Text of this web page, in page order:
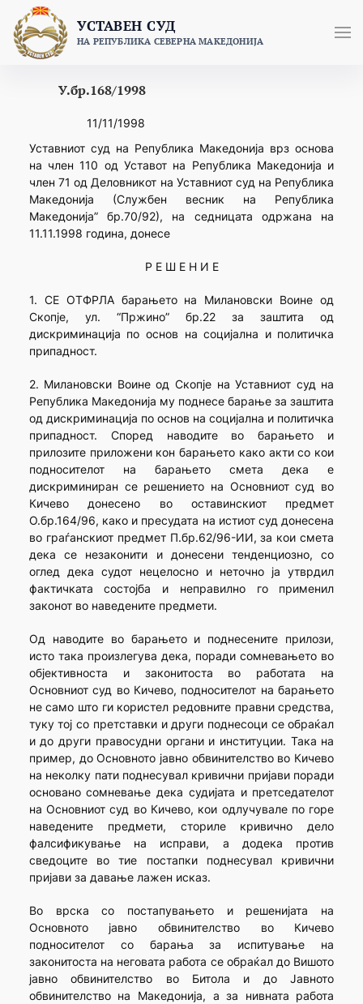
content
УСТАВЕН СУД
НА РЕПУБЛИКА СЕВЕРНА МАКЕДОНИЈА
У.бр.168/1998
11/11/1998
Уставниот суд на Република Македонија врз основа
на член 110 од Уставот на Република Македонија и
член 71 од Деловникот на Уставниот суд на Република
Македонија (Службен весник на Република
Македонија” бр.70/92), на седницата одржана на
11.11.1998 година, донесе
Р Е Ш Е Н И Е
1. СЕ ОТФРЛА барањето на Милановски Воине од
Скопје, ул. “Пржино” бр.22 за заштита од
дискриминација по основ на социјална и политичка
припадност.
2. Милановски Воине од Скопје на Уставниот суд на
Република Македонија му поднесе барање за заштита
од дискриминација по основ на социјална и политичка
припадност. Според наводите во барањето и
прилозите приложени кон барањето како акти со кои
подносителот на барањето смета дека е
дискриминиран се решението на Основниот суд во
Кичево донесено во оставинскиот предмет
О.бр.164/96, како и пресудата на истиот суд донесена
во граѓанскиот предмет П.бр.62/96-ИИ, за кои смета
дека се незаконити и донесени тенденциозно, со
оглед дека судот нецелосно и неточно ја утврдил
фактичката состојба и неправилно го применил
законот во наведените предмети.
Од наводите во барањето и поднесените прилози,
исто така произлегува дека, поради сомневањето во
објективноста и законитоста во работата на
Основниот суд во Кичево, подносителот на барањето
не само што ги користел редовните правни средства,
туку тој со претставки и други поднесоци се обраќал
и до други правосудни органи и институции. Така на
пример, до Основното јавно обвинителство во Кичево
на неколку пати поднесувал кривични пријави поради
основано сомневање дека судијата и претседателот
на Основниот суд во Кичево, кои одлучувале по горе
наведените предмети, сториле кривично дело
фалсификување на исправи, а додека против
сведоците во тие постапки поднесувал кривични
пријави за давање лажен исказ.
Во врска со постапувањето и решенијата на
Основното јавно обвинителство во Кичево
подносителот со барања за испитување на
законитоста на неговата работа се обраќал до Вишото
јавно обвинителство во Битола и до Јавното
обвинителство на Македонија, а за нивната работа